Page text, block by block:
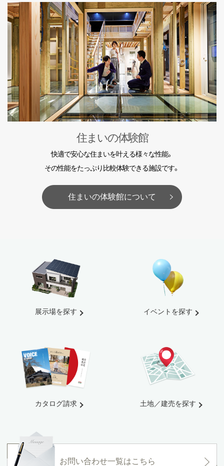
住まいの体験館
快適で安心な住まいを叶える様々な性能。
その性能をたっぷり比較体験できる施設です。
住まいの体験館について
展示場を探す
カタログ請求
イベントを探す
土地／建売を探す
お問い合わせ一覧はこちら